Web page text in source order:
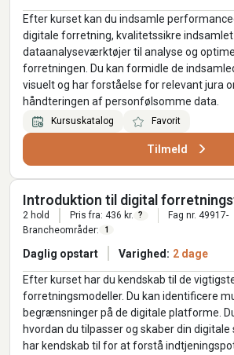
Efter kurset kan du indsamle
digitale forretning, kvalitetssikre
dataanalyseværktøjer til analyse og
forretningen. Du kan formidle de
visuelt og har forståelse for relevant jura
håndteringen af personfølsomme data.
Kursuskatalog Favorit
Tilmeld
Introduktion til digital
2 hold Pris fra: 436 kr. ?
Fag nr. 49917-
Brancheområder:
1
Daglig opstart Varighed: 2 dage
Efter kurset har du kendskab til de
forretningsmodeller. Du kan identificere
begrænsninger på de digitale platforme.
hvordan du tilpasser og skaber din digitale
har kendskab til for at forstå